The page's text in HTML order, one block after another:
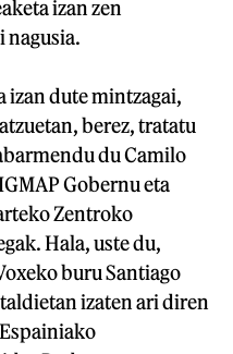
izan zen
nagusia.
izan dute mintzagai,
berez, tratatu
du Camilo
Gobernu eta
Zentroko
Hala, uste du,
buru Santiago
izaten ari diren